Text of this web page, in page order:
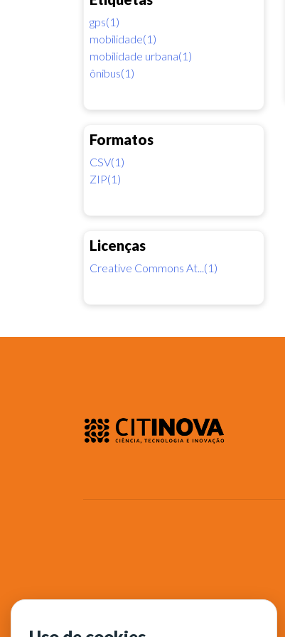
gps(1)
mobilidade(1)
mobilidade urbana(1)
ônibus(1)
Formatos
CSV(1)
ZIP(1)
Licenças
Creative Commons At...(1)